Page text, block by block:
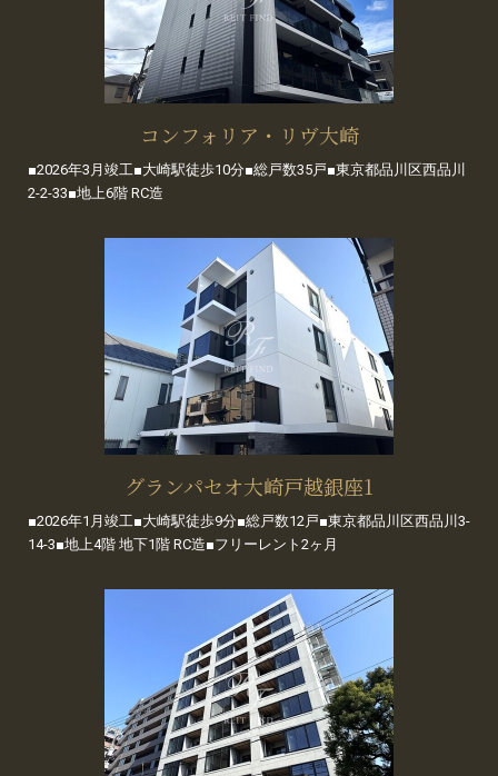
コンフォリア・リヴ大崎
■2026年3月竣工■大崎駅徒歩10分■総戸数35戸■東京都品川区西品川
2-2-33■地上6階 RC造
グランパセオ大崎戸越銀座1
■2026年1月竣工■大崎駅徒歩9分■総戸数12戸■東京都品川区西品川3-
14-3■地上4階 地下1階 RC造■フリーレント2ヶ月